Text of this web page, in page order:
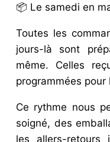
📦 Le samedi en
Toutes les
jours-là sont
même. Celles
programmées pour
Ce rythme nous
soigné, des
les allers-retours